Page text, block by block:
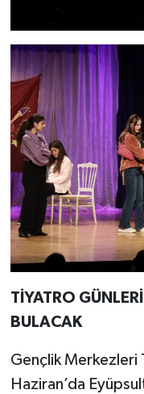
TİYATRO
BULACAK
Gençlik Merkezleri
Haziran’da